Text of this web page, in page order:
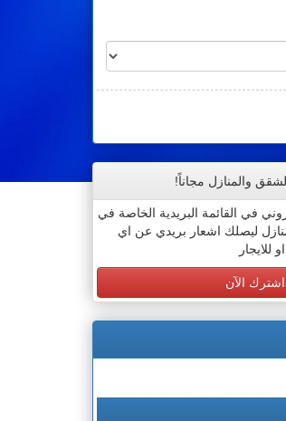
والمنازل مجاناً!
في القائمة البريدية الخاصة في
ليصلك اشعار بريدي عن اي
للايجار
اشترك الآن